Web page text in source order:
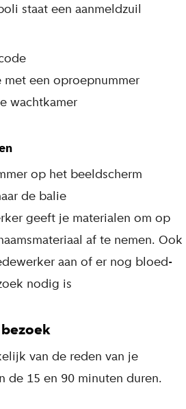
staat een aanmeldzuil
met een oproepnummer
wachtkamer
op het beeldscherm
de balie
geeft je materialen om op
af te nemen. Ook
aan of er nog bloed-
nodig is
van de reden van je
de 15 en 90 minuten duren.